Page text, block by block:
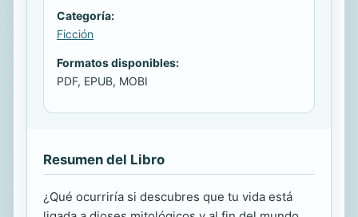
Categoría:
Ficción
Formatos disponibles:
PDF, EPUB, MOBI
Resumen del Libro
¿Qué ocurriría si descubres que tu vida está